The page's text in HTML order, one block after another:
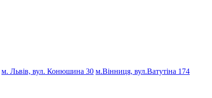
м. Львів, вул. Конюшина 30 м.Вінниця, вул.Ватутіна 174